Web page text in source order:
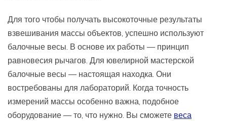
Для того чтобы получать высокоточные результаты
взвешивания массы объектов, успешно используют
балочные весы. В основе их работы — принцип
равновесия рычагов. Для ювелирной мастерской
балочные весы — настоящая находка. Они
востребованы для лабораторий. Когда точность
измерений массы особенно важна, подобное
оборудование — то, что нужно. Вы сможете веса